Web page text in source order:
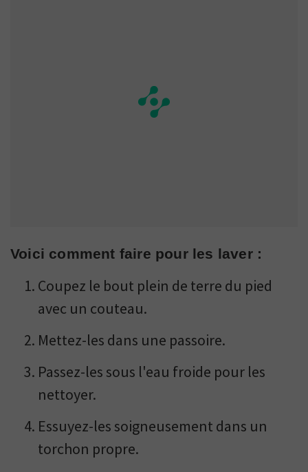
Voici comment faire pour les laver :
Coupez le bout plein de terre du pied
avec un couteau.
Mettez-les dans une passoire.
Passez-les sous l'eau froide pour les
nettoyer.
Essuyez-les soigneusement dans un
torchon propre.